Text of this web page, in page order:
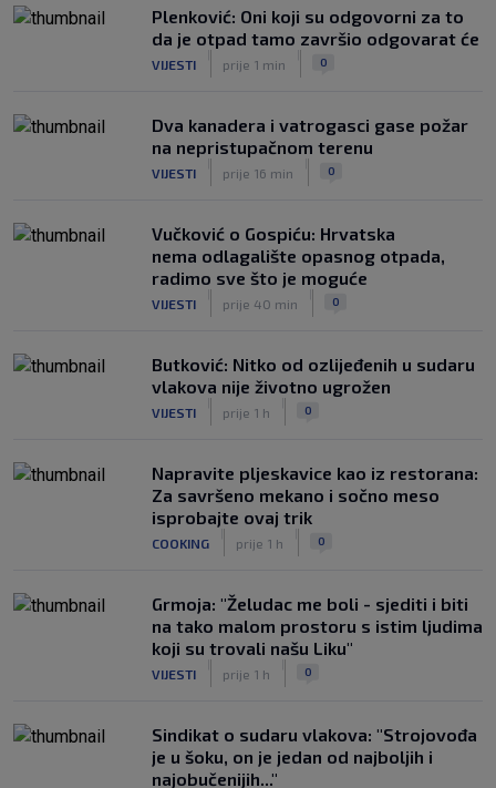
VIDEO / Inter bez Sučića u sastavu
poveo protiv Juventusa
SK prije 5 h
Plenković: Oni koji su odgovorni za to
da je otpad tamo završio odgovarat će
VIJESTI prije 1 min 0
Dva kanadera i vatrogasci gase požar
na nepristupačnom terenu
VIJESTI prije 16 min 0
Vučković o Gospiću: Hrvatska
nema odlagalište opasnog otpada,
radimo sve što je moguće
VIJESTI prije 40 min 0
Butković: Nitko od ozlijeđenih u sudaru
vlakova nije životno ugrožen
VIJESTI prije 1 h 0
Napravite pljeskavice kao iz restorana:
Za savršeno mekano i sočno meso
isprobajte ovaj trik
COOKING prije 1 h 0
Grmoja: "Želudac me boli - sjediti i biti
na tako malom prostoru s istim ljudima
koji su trovali našu Liku"
VIJESTI prije 1 h 0
Sindikat o sudaru vlakova: "Strojovođa
je u šoku, on je jedan od najboljih i
najobučenijih..."